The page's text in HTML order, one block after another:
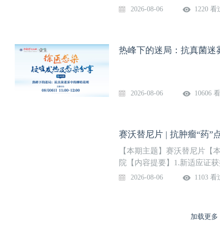
白降低、脂肪酶及淀粉酶升
2026-08-06 1220 看
2026-08-06 10606
赛沃替尼片 | 抗肿瘤“药”
【本期主题】赛沃替尼片【
院【内容提要】1.新适应证
制5.数据：抑制效力（IC₅₀
2026-08-06 1103 看
加载更多